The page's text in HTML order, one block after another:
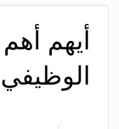
أيهم